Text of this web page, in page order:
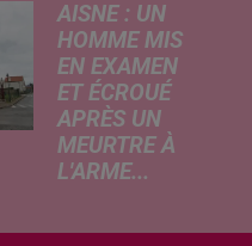
AISNE : UN
HOMME MIS
EN EXAMEN
ET ÉCROUÉ
APRÈS UN
MEURTRE À
L'ARME...
produit au cours